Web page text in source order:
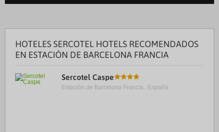
HOTELES SERCOTEL HOTELS RECOMENDADOS
EN ESTACIÓN DE BARCELONA FRANCIA
Sercotel Caspe
Estación de Barcelona Francia , España.